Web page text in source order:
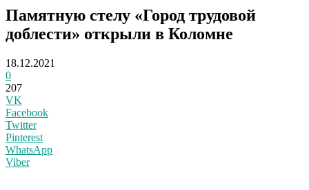
Памятную стелу «Город трудовой
доблести» открыли в Коломне
18.12.2021
0
207
VK
Facebook
Twitter
Pinterest
WhatsApp
Viber